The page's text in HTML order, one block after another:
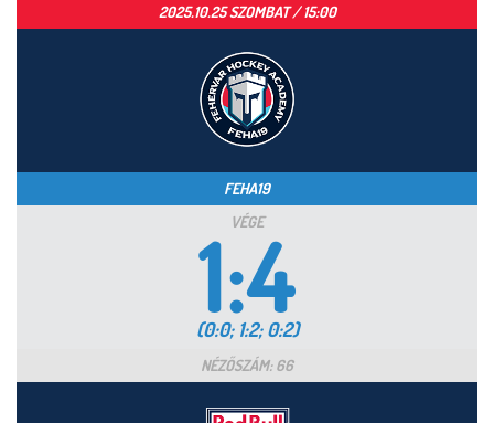
2025.10.25 SZOMBAT / 15:00
FEHA19
VÉGE
1:4
(0:0; 1:2; 0:2)
NÉZŐSZÁM: 66